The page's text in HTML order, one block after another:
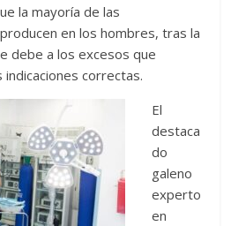
la mayoría de las
en los hombres, tras la
debe a los excesos que
correctas.
El
destaca
do
galeno
experto
en